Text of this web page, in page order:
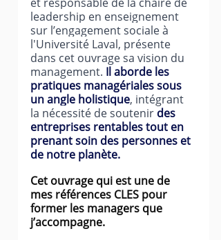
leadership en enseignement
sur l’engagement sociale à
l'Université Laval, présente
dans cet ouvrage sa vision du
management. Il aborde les
pratiques managériales sous
un angle holistique, intégrant
la nécessité de soutenir des
entreprises rentables tout en
prenant soin des personnes et
de notre planète.
Cet ouvrage qui est une de
mes références CLES pour
former les managers que
j’accompagne.